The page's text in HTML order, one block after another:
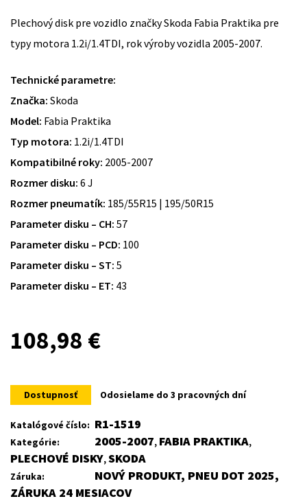
Plechový disk pre vozidlo značky Skoda Fabia Praktika pre
typy motora 1.2i/1.4TDI, rok výroby vozidla 2005-2007.
Technické parametre:
Značka: Skoda
Model: Fabia Praktika
Typ motora: 1.2i/1.4TDI
Kompatibilné roky: 2005-2007
Rozmer disku: 6 J
Rozmer pneumatík: 185/55R15 | 195/50R15
Parameter disku – CH: 57
Parameter disku – PCD: 100
Parameter disku – ST: 5
Parameter disku – ET: 43
108,98 €
Dostupnosť Odosielame do 3 pracovných dní
Katalógové číslo: R1-1519
Kategórie: 2005-2007, FABIA PRAKTIKA,
PLECHOVÉ DISKY,SKODA
Záruka:
NOVÝ PRODUKT, PNEU DOT 2025,
ZÁRUKA 24 MESIACOV